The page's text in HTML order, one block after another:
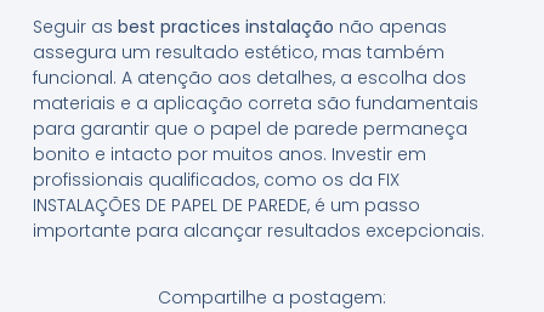
Seguir as best practices instalação não apenas
assegura um resultado estético, mas também
funcional. A atenção aos detalhes, a escolha dos
materiais e a aplicação correta são fundamentais
para garantir que o papel de parede permaneça
bonito e intacto por muitos anos. Investir em
profissionais qualificados, como os da FIX
INSTALAÇÕES DE PAPEL DE PAREDE, é um passo
importante para alcançar resultados excepcionais.
Compartilhe a postagem: